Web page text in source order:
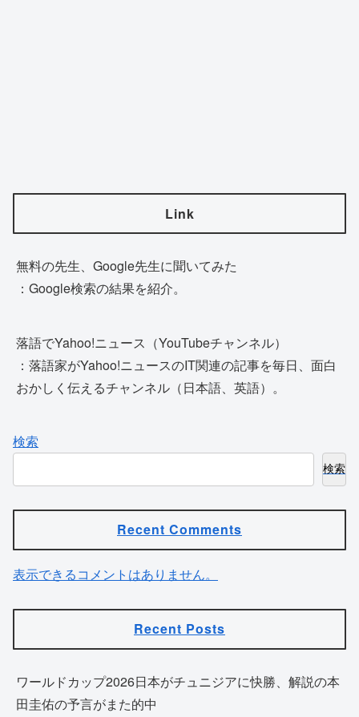
Link
無料の先生、Google先生に聞いてみた
：Google検索の結果を紹介。
落語でYahoo!ニュース（YouTubeチャンネル）
：落語家がYahoo!ニュースのIT関連の記事を毎日、面白
おかしく伝えるチャンネル（日本語、英語）。
検索
検索
Recent Comments
表示できるコメントはありません。
Recent Posts
ワールドカップ2026日本がチュニジアに快勝、解説の本
田圭佑の予言がまた的中